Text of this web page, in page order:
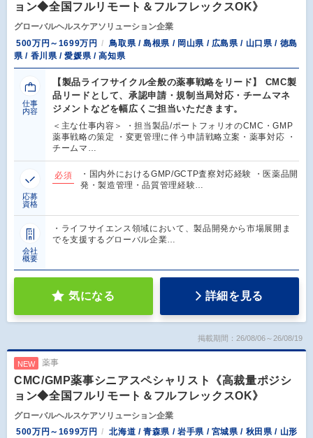
ョン◆全国フルリモート＆フルフレックスOK》
グローバルヘルスケアソリューション企業
500万円～1699万円
鳥取県 / 島根県 / 岡山県 / 広島県 / 山口県 / 徳島
県 / 香川県 / 愛媛県 / 高知県
仕事
内容
【製品ライフサイクル全般の薬事戦略をリード】 CMC製
品リードとして、承認申請・規制当局対応・チームマネ
ジメントなどを幅広くご担当いただきます。
＜主な仕事内容＞ ・担当製品/ポートフォリオのCMC・GMP
薬事戦略の策定 ・変更管理に伴う申請戦略立案・薬事対応 ・
チームマ…
応募
資格
必須
・国内外におけるGMP/GCTP査察対応経験 ・医薬品開
発・製造管理・品質管理経験…
会社
概要
・ライフサイエンス領域において、製品開発から市場展開ま
でを支援するグローバル企業…
気になる 詳細を見る
掲載期間：26/08/06～26/08/19
NEW 薬事
CMC/GMP薬事シニアスペシャリスト《高裁量ポジシ
ョン◆全国フルリモート＆フルフレックスOK》
グローバルヘルスケアソリューション企業
500万円～1699万円
北海道 / 青森県 / 岩手県 / 宮城県 / 秋田県 / 山形